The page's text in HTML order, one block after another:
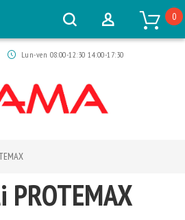
Lun-ven 08:00-12:30 14:00-17:30
0